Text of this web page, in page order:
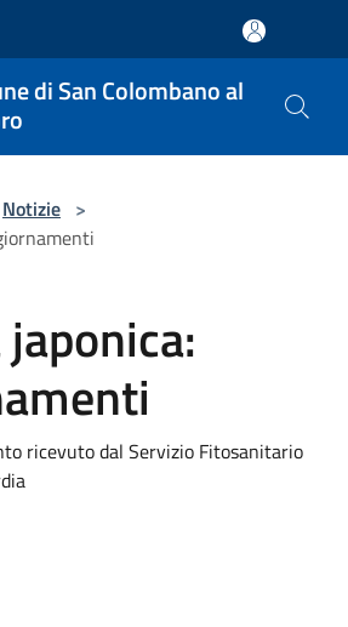
di San Colombano al
Notizie >
ricevuto dal Servizio Fitosanitario